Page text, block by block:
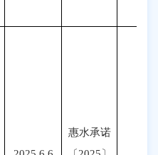
惠水承诺